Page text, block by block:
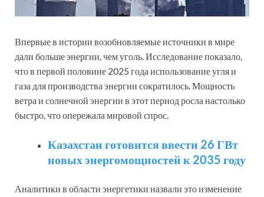
Впервые в истории возобновляемые источники в мире
дали больше энергии, чем уголь. Исследование показало,
что в первой половине 2025 года использование угля и
газа для производства энергии сократилось. Мощность
ветра и солнечной энергии в этот период росла настолько
быстро, что опережала мировой спрос.
Казахстан готовится ввести 26 ГВт
новых энергомощностей к 2035 году
Аналитики в области энергетики назвали это изменение